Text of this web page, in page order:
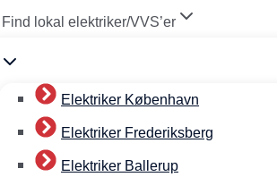
Find lokal elektriker/VVS’er
Elektriker København
Elektriker Frederiksberg
Elektriker Ballerup